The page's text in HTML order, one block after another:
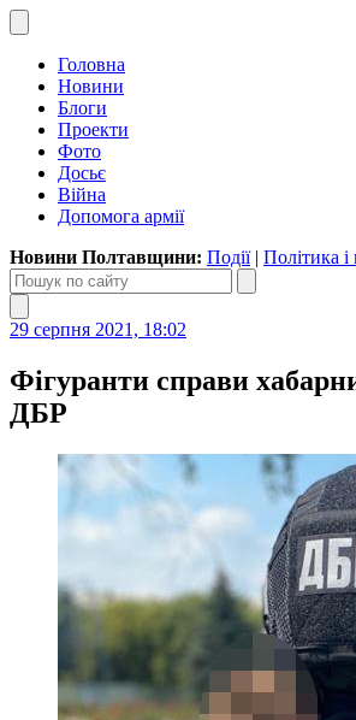
Головна
Новини
Блоги
Проекти
Фото
Досьє
Війна
Допомога армії
Новини Полтавщини: Події| Політика і
29 серпня 2021, 18:02
Фігуранти справи
ДБР